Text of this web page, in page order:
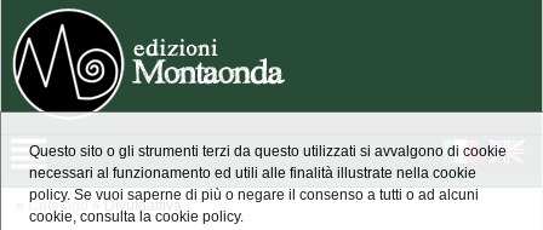
» Catalogo » Divulgattiva
Questo sito o gli strumenti terzi da questo utilizzati si avvalgono di cookie
necessari al funzionamento ed utili alle finalità illustrate nella cookie
policy. Se vuoi saperne di più o negare il consenso a tutti o ad alcuni
cookie, consulta la cookie policy.